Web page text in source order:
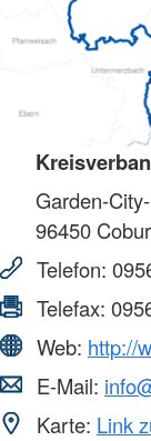
Garden-
96450
Telefon:
Telefax:
Web: http://
E-Mail:
Karte: Link